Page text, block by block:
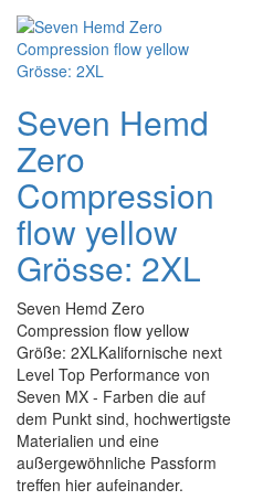
Seven Hemd
Zero
Compression
flow yellow
Grösse: 2XL
Seven Hemd Zero
Compression flow yellow
Größe: 2XLKalifornische next
Level Top Performance von
Seven MX - Farben die auf
dem Punkt sind, hochwertigste
Materialien und eine
außergewöhnliche Passform
treffen hier aufeinander.